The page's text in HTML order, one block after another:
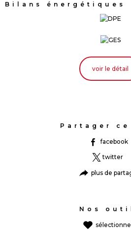
Bilans énergétiques
voir le détail
Partager ce
facebook
twitter
plus de
Nos